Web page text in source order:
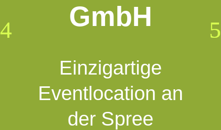
GmbH
Einzigartige
Eventlocation an
der Spree